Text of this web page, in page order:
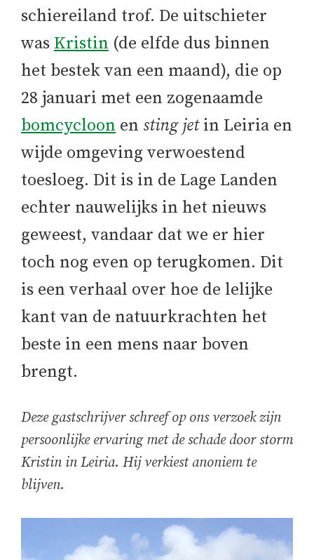
schiereiland trof. De uitschieter
was Kristin (de elfde dus binnen
het bestek van een maand), die op
28 januari met een zogenaamde
bomcycloon en sting jetin Leiria en
wijde omgeving verwoestend
toesloeg. Dit is in de Lage Landen
echter nauwelijks in het nieuws
geweest, vandaar dat we er hier
toch nog even op terugkomen. Dit
is een verhaal over hoe de lelijke
kant van de natuurkrachten het
beste in een mens naar boven
brengt.
Deze gastschrijver schreef op ons verzoek zijn
persoonlijke ervaring met de schade door storm
Kristin in Leiria. Hij verkiest anoniem te
blijven.